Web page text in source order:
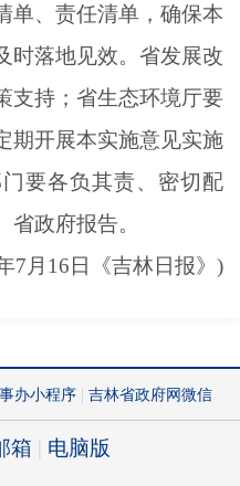
单、责任清单，确保本
时落地见效。省发展改
支持；省生态环境厅要
期开展本实施意见实施
要各负其责、密切配
政府报告。
7月16日《吉林日报》)